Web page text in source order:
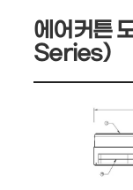
에어커튼
Series)